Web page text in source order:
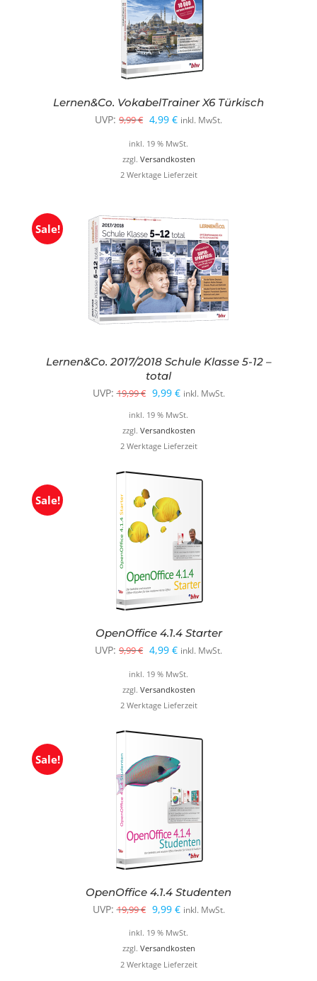
Lernen&Co. VokabelTrainer X6 Türkisch
UVP: 9,99€ Ursprünglicher
Preis
war:
9,99 €
4,99 €Aktueller
Preis
ist:
4,99 €.
inkl. MwSt.
inkl. 19 % MwSt.
zzgl. Versandkosten
2 Werktage Lieferzeit
Sale!
Lernen&Co. 2017/2018 Schule Klasse 5-12 –
total
UVP: 19,99€ Ursprünglicher
Preis
war:
19,99 €
9,99 €Aktueller
Preis
ist:
9,99 €.
inkl. MwSt.
inkl. 19 % MwSt.
zzgl. Versandkosten
2 Werktage Lieferzeit
Sale!
OpenOffice 4.1.4 Starter
UVP: 9,99€ Ursprünglicher
Preis
war:
9,99 €
4,99 €Aktueller
Preis
ist:
4,99 €.
inkl. MwSt.
inkl. 19 % MwSt.
zzgl. Versandkosten
2 Werktage Lieferzeit
Sale!
OpenOffice 4.1.4 Studenten
UVP: 19,99€ Ursprünglicher
Preis
war:
19,99 €
9,99 €Aktueller
Preis
ist:
9,99 €.
inkl. MwSt.
inkl. 19 % MwSt.
zzgl. Versandkosten
2 Werktage Lieferzeit